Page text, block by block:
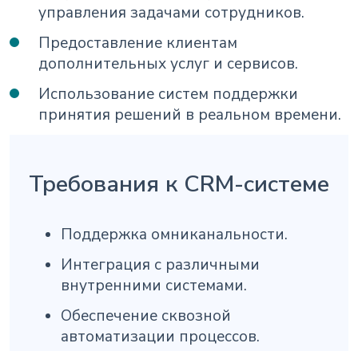
управления задачами сотрудников.
Предоставление клиентам
дополнительных услуг и сервисов.
Использование систем поддержки
принятия решений в реальном времени.
Требования к CRM-системе
Поддержка омниканальности.
Интеграция с различными
внутренними системами.
Обеспечение сквозной
автоматизации процессов.